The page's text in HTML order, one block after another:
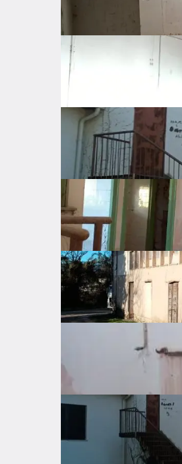
Listing ID: 46189612
Potpićan
Istarska
180.000 €
Description
Tlocrtna površina je 280
Prostor je pogodan za
Objekt nema okućnicu
Čisto vlasništvo 1/1, u
Basic features
General info
Price
Price per square
Gross surface
Property amenities